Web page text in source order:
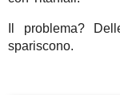
Il problema?
spariscono.